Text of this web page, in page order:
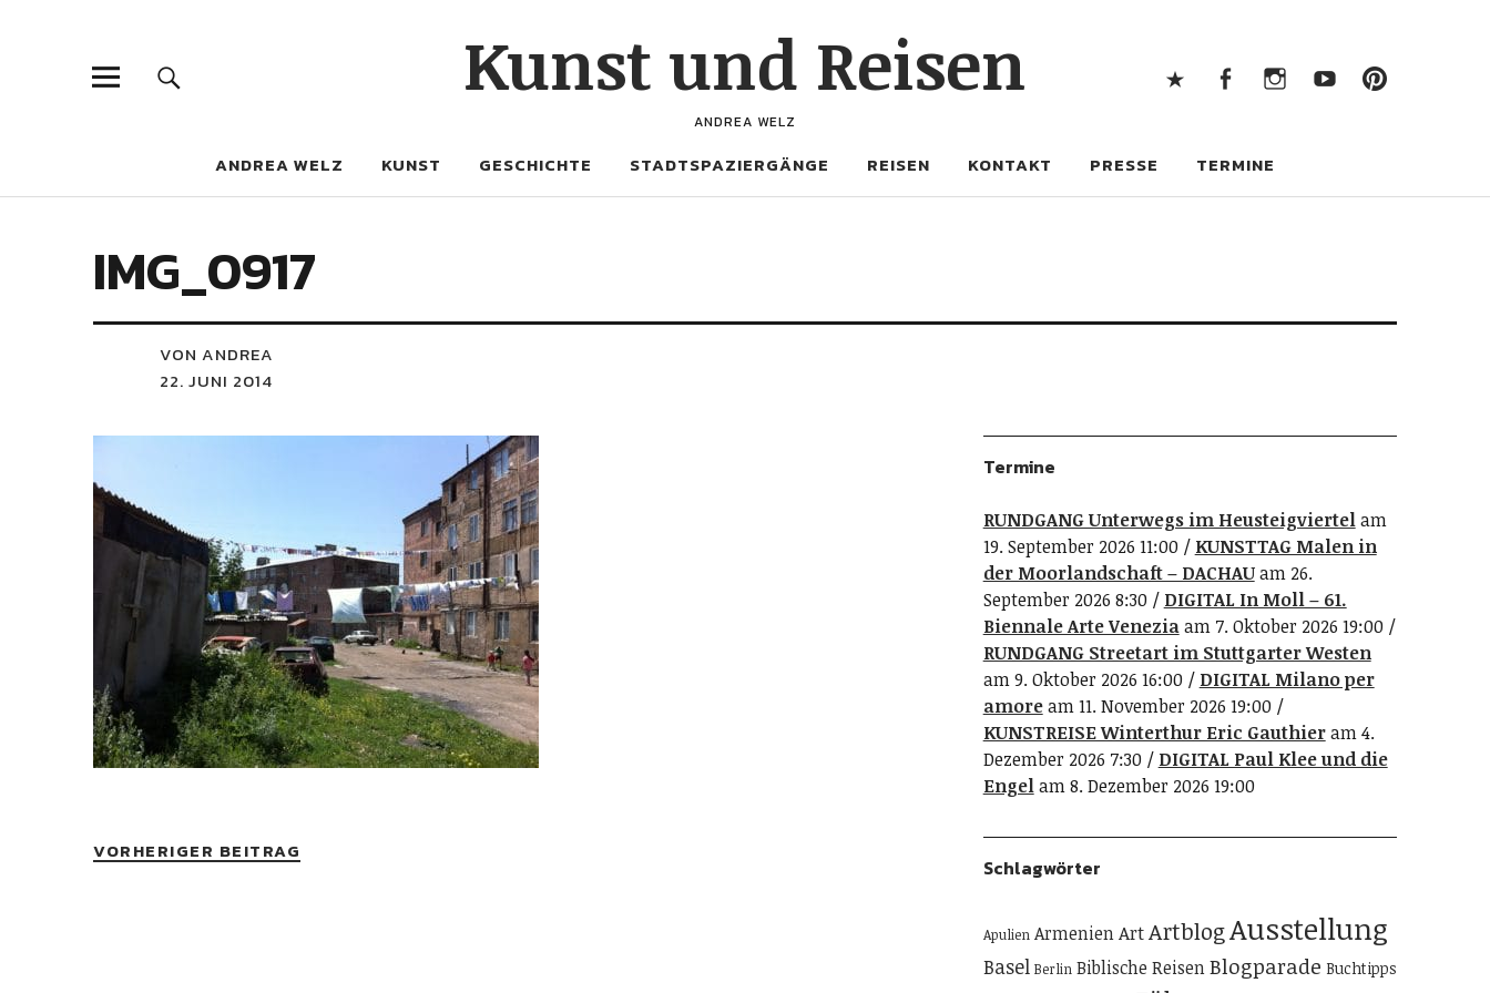
Kunst und Reisen
ANDREA WELZ
ANDREA WELZ KUNST GESCHICHTE STADTSPAZIERGÄNGE REISEN KONTAKT PRESSE TERMINE
IMG_0917
VON ANDREA
22. JUNI 2014
VORHERIGER BEITRAG
Termine
RUNDGANG Unterwegs im Heusteigviertelam
19. September 2026 11:00
KUNSTTAG Malen in
der Moorlandschaft – DACHAUam 26.
September 2026 8:30
DIGITAL In Moll – 61.
Biennale Arte Veneziaam 7. Oktober 2026 19:00
RUNDGANG Streetart im Stuttgarter Westen
am 9. Oktober 2026 16:00
DIGITAL Milano per
amoream 11. November 2026 19:00
KUNSTREISE Winterthur Eric Gauthieram 4.
Dezember 2026 7:30
DIGITAL Paul Klee und die
Engelam 8. Dezember 2026 19:00
Schlagwörter
Apulien ArmenienArtArtblogAusstellung
Basel Berlin Biblische ReisenBlogparade Buchtipps